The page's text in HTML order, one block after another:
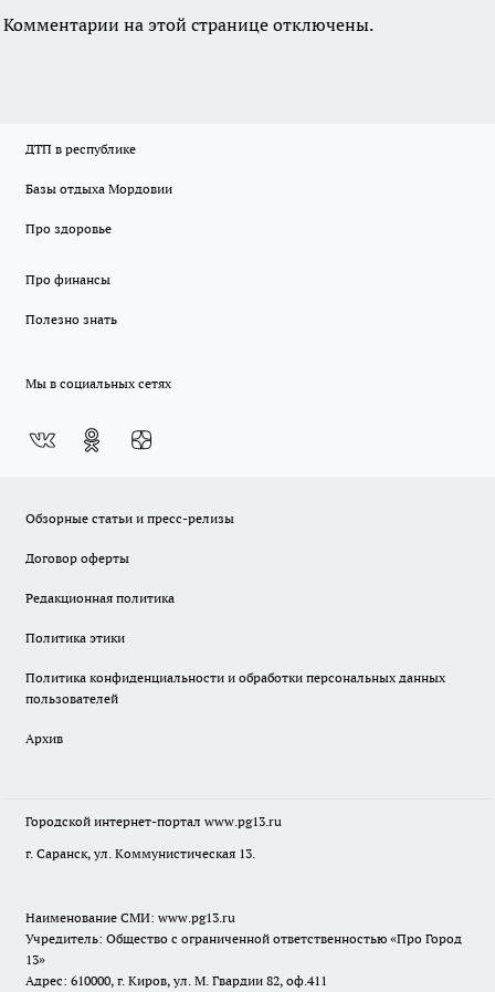
Комментарии на этой странице отключены.
ДТП в республике
Базы отдыха Мордовии
Про здоровье
Про финансы
Полезно знать
Мы в социальных сетях
Обзорные статьи и пресс-релизы
Договор оферты
Редакционная политика
Политика этики
Политика конфиденциальности и обработки персональных данных
пользователей
Архив
Городской интернет-портал www.pg13.ru
г. Саранск, ул. Коммунистическая 13.
Наименование СМИ: www.pg13.ru
Учредитель: Общество с ограниченной ответственностью «Про Город
13»
Адрес: 610000, г. Киров, ул. М. Гвардии 82, оф.411